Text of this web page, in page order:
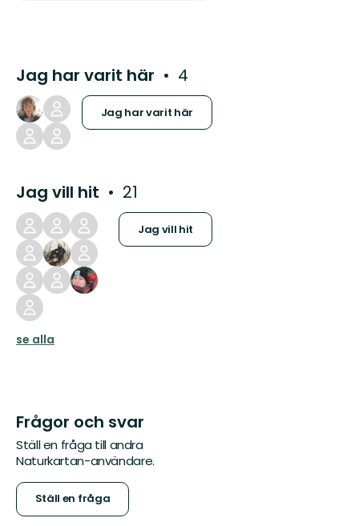
Jag har varit här 4
Jag har varit här
Jag vill hit 21
Jag vill hit
se alla
Frågor och svar
Ställ en fråga till andra
Naturkartan-användare.
Ställ en fråga